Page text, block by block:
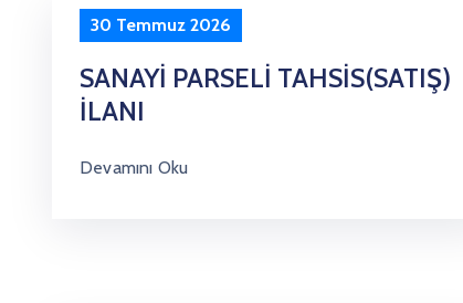
30 Temmuz 2026
SANAYİ PARSELİ TAHSİS(SATIŞ)
İLANI
Devamını Oku